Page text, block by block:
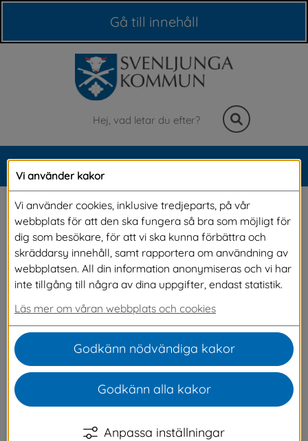
Gå till innehåll
Sök
Meny
Vuxenutbildning +
hemsjukvård = sant
Ett metodrum är uppbyggt i
vuxenutbildningens lokaler. Rummet är ett
Lärcentrum och vår socialförvaltning.
Vuxenutbildningen kan använda rummet i sina
utbildningar och socialförvaltningen kan
använda rummet när personal inom all vård-
Vi använder kakor
Vi använder cookies, inklusive tredjeparts, på vår
webbplats för att den ska fungera så bra som möjligt för
dig som besökare, för att vi ska kunna förbättra och
skräddarsy innehåll, samt rapportera om användning av
webbplatsen. All din information anonymiseras och vi har
inte tillgång till några av dina uppgifter, endast statistik.
Läs mer om våran webbplats och cookies
Godkänn nödvändiga kakor
Godkänn alla kakor
Anpassa inställningar